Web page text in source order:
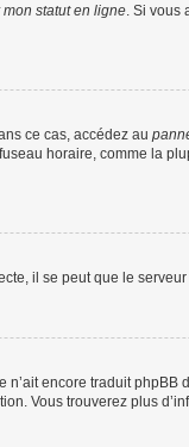
statut en ligne. Si vous
ce cas, accédez au
horaire, comme la
il se peut que le
encore traduit
Vous trouverez plus